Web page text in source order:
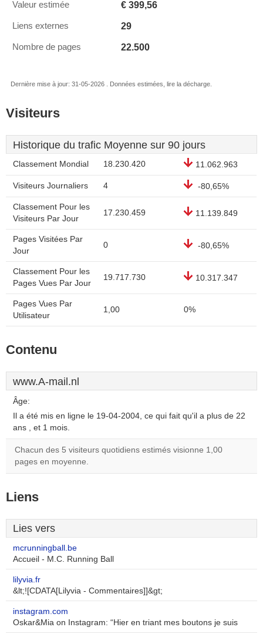
Valeur estimée € 399,56
Liens externes 29
Nombre de pages 22.500
Dernière mise à jour: 31-05-2026 . Données estimées, lire la décharge.
Visiteurs
Historique du trafic Moyenne sur 90 jours
Classement Mondial 18.230.420 11.062.963
Visiteurs Journaliers 4 -80,65%
Classement Pour les
Visiteurs Par Jour
17.230.459 11.139.849
Pages Visitées Par
Jour
0 -80,65%
Classement Pour les
Pages Vues Par Jour
19.717.730 10.317.347
Pages Vues Par
Utilisateur
1,00 0%
Contenu
www.A-mail.nl
Âge:
Il a été mis en ligne le 19-04-2004, ce qui fait qu'il a plus de 22
ans , et 1 mois.
Chacun des 5 visiteurs quotidiens estimés visionne 1,00
pages en moyenne.
Liens
Lies vers
mcrunningball.be
Accueil - M.C. Running Ball
lilyvia.fr
&lt;![CDATA[Lilyvia - Commentaires]]&gt;
instagram.com
Oskar&Mia on Instagram: “Hier en triant mes boutons je suis